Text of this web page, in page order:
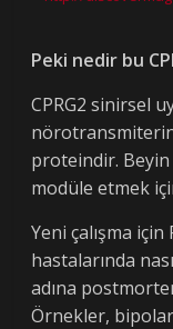
Peki nedir bu
CPRG2 sinirsel
proteindir. Beyin
modüle etmek
Yeni çalışma
hastalarında
adına
Örnekler,